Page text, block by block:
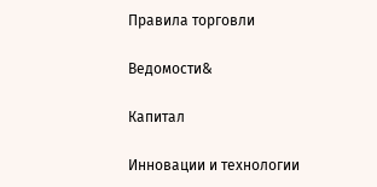
Правила торговли
Ведомости&
Капитал
Инновации и технологии